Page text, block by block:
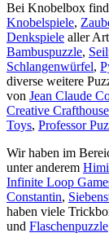
Bei Knobelbox
Knobelspiele,
Denkspiele aller
Bambuspuzzle,
Schlangenwürfel,
diverse weitere
von Jean Claude
Creative Crafthouse
Toys, Professor
Wir haben im
unter anderem
Infinite Loop
Constantin,
haben viele
und Flaschenpuzzle